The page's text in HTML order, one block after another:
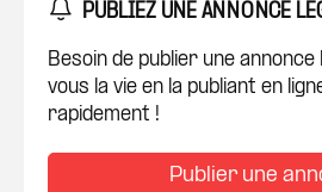
PUBLIEZ UNE ANNONCE
Besoin de publier une
vous la vie en la publiant en
rapidement !
Publier une